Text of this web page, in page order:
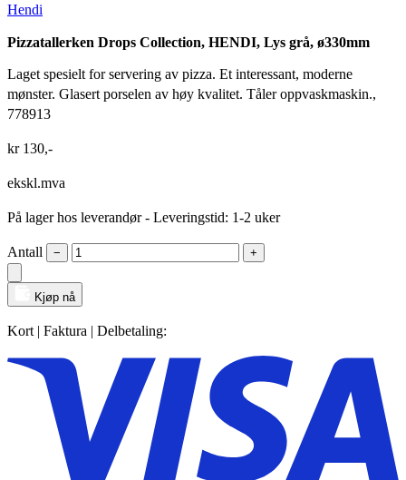
Hendi
Pizzatallerken Drops Collection, HENDI, Lys grå, ø330mm
Laget spesielt for servering av pizza. Et interessant, moderne
mønster. Glasert porselen av høy kvalitet. Tåler oppvaskmaskin.,
778913
kr130,-
ekskl.mva
På lager hos leverandør- Leveringstid: 1-2 uker
Antall − +
Kjøp nå
Kort | Faktura | Delbetaling: